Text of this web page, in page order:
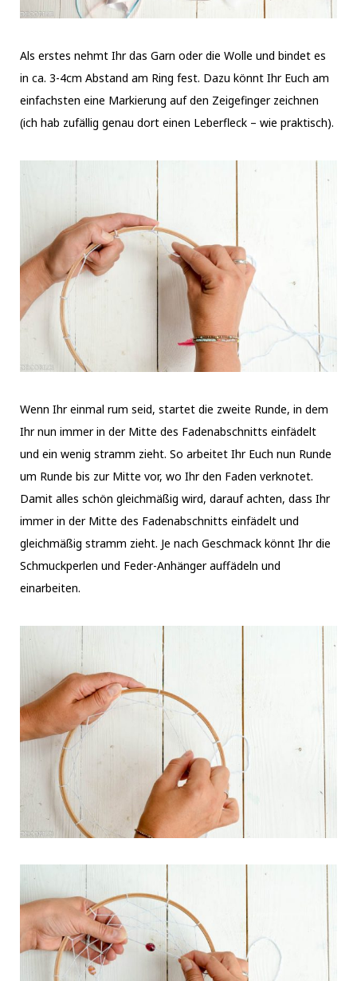
Als erstes nehmt Ihr das Garn oder die Wolle und bindet es
in ca. 3-4cm Abstand am Ring fest. Dazu könnt Ihr Euch am
einfachsten eine Markierung auf den Zeigefinger zeichnen
(ich hab zufällig genau dort einen Leberfleck – wie praktisch).
Wenn Ihr einmal rum seid, startet die zweite Runde, in dem
Ihr nun immer in der Mitte des Fadenabschnitts einfädelt
und ein wenig stramm zieht. So arbeitet Ihr Euch nun Runde
um Runde bis zur Mitte vor, wo Ihr den Faden verknotet.
Damit alles schön gleichmäßig wird, darauf achten, dass Ihr
immer in der Mitte des Fadenabschnitts einfädelt und
gleichmäßig stramm zieht. Je nach Geschmack könnt Ihr die
Schmuckperlen und Feder-Anhänger auffädeln und
einarbeiten.